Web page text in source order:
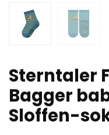
Sterntaler
Bagger
Sloffen-